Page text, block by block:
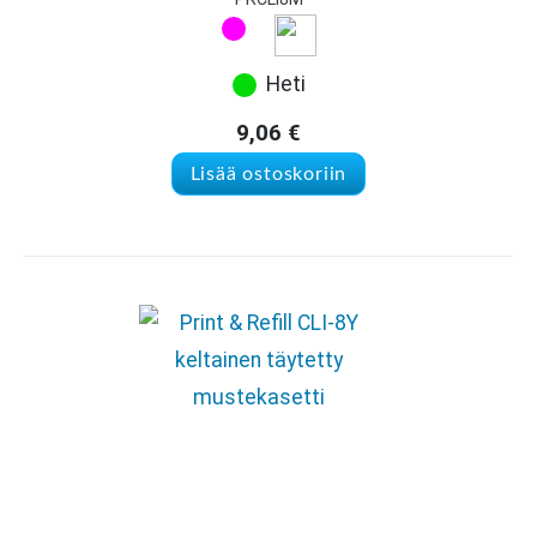
Heti
9,06 €
Lisää ostoskoriin